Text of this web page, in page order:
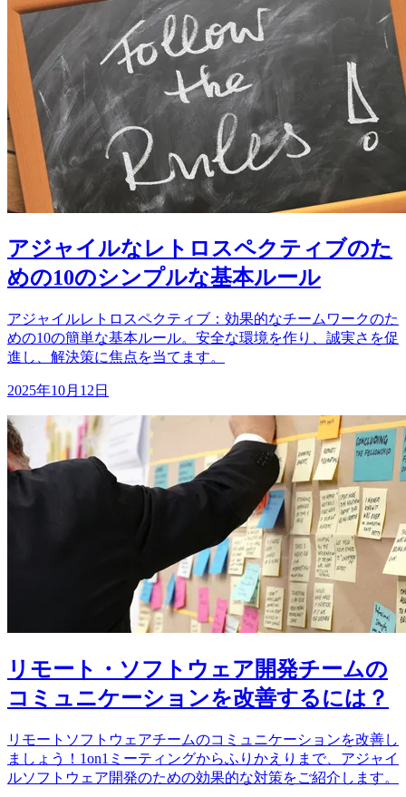
アジャイルなレトロスペクティブのた
めの10のシンプルな基本ルール
アジャイルレトロスペクティブ：効果的なチームワークのた
めの10の簡単な基本ルール。安全な環境を作り、誠実さを促
進し、解決策に焦点を当てます。
2025年10月12日
リモート・ソフトウェア開発チームの
コミュニケーションを改善するには？
リモートソフトウェアチームのコミュニケーションを改善し
ましょう！1on1ミーティングからふりかえりまで、アジャイ
ルソフトウェア開発のための効果的な対策をご紹介します。